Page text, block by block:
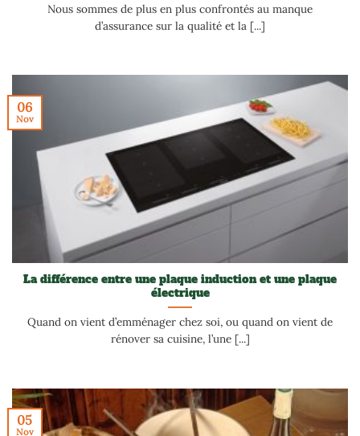
Nous sommes de plus en plus confrontés au manque
d’assurance sur la qualité et la [...]
La différence entre une plaque induction et une plaque
électrique
Quand on vient d’emménager chez soi, ou quand on vient de
rénover sa cuisine, l’une [...]
06
Nov
05
Nov